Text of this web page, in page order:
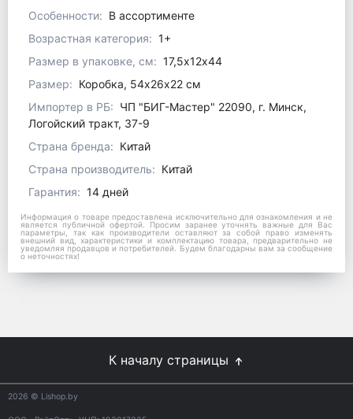
Особенности: В ассортименте
Возрастная категория: 1+
Размер в упаковке, см: 17,5х12х44
Размер: Коробка, 54х26х22 см
Импортер в РБ: ЧП "БИГ-Мастер" 22090, г. Минск,
Логойский тракт, 37-9
Страна бренда: Китай
Страна производитель: Китай
Гарантия: 14 дней
Информация о товаре предоставлена исключительно для ознакомления и не
является публичной офертой. Просим заранее уточнять важные для Вас
параметры, так как производители оставляют за собой право изменять
внешний вид, характеристики и комплектацию товара, предварительно не
уведомляя продавцов и потребителей. Будем благодарны вам за сообщение
о неточностях!
К началу страницы
2026 © Lishop.by